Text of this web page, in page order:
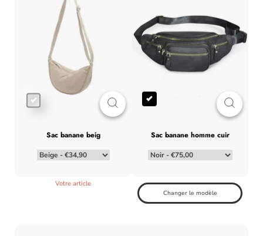
sac banane beig
Votre article
sac banane homme cuir
Changer le modèle